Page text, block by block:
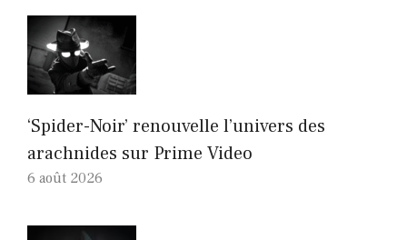
‘Spider-Noir’ renouvelle l’univers des
arachnides sur Prime Video
6 août 2026